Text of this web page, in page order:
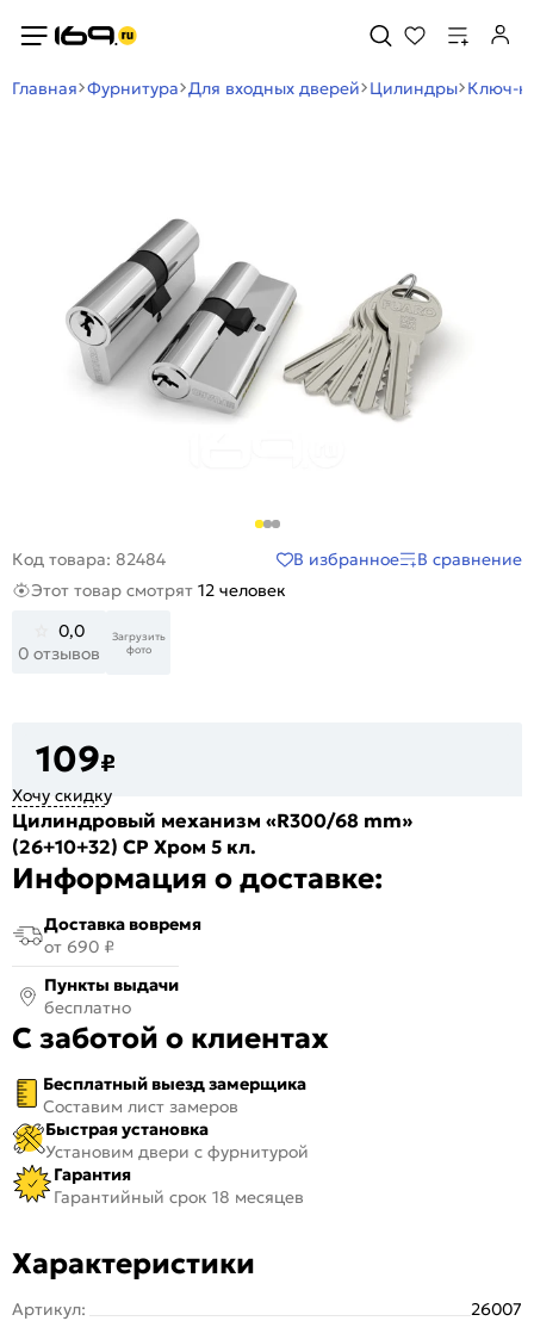
Главная Фурнитура Для входных дверей Цилиндры Ключ-
Код товара: 82484 В избранное
В сравнение
Этот товар смотрят 12 человек
0,0
0 отзывов
Загрузить
фото
109₽
Хочу скидку
Цилиндровый механизм «R300/68 mm»
(26+10+32) CP Хром 5 кл.
Информация о доставке:
Доставка вовремя
от 690 ₽
Пункты выдачи
бесплатно
С заботой о клиентах
Бесплатный выезд замерщика
Составим лист замеров
Быстрая установка
Установим двери с фурнитурой
Гарантия
Гарантийный срок 18 месяцев
Характеристики
Артикул:
26007